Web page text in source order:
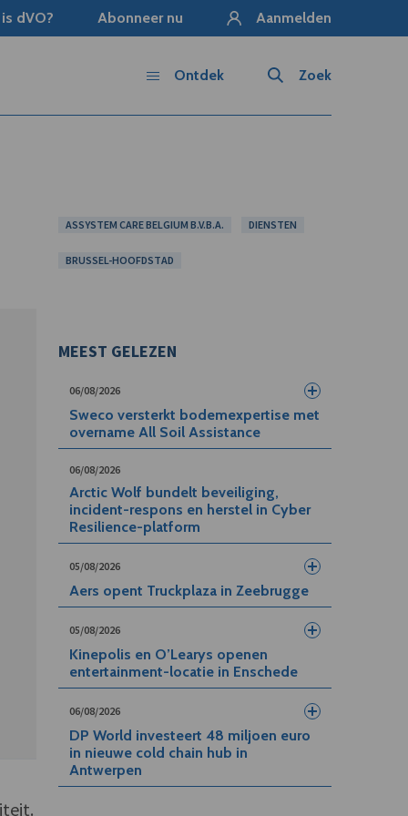
dVO? Abonneer nu Aanmelden
Zoek
Ontdek
ASSYSTEM CARE BELGIUM B.V.B.A. DIENSTEN
BRUSSEL-HOOFDSTAD
MEEST GELEZEN
06/08/2026
Sweco versterkt bodemexpertise met
overname All Soil Assistance
06/08/2026
Arctic Wolf bundelt beveiliging,
incident-respons en herstel in Cyber
Resilience-platform
05/08/2026
Aers opent Truckplaza in Zeebrugge
05/08/2026
Kinepolis en O’Learys openen
entertainment-locatie in Enschede
06/08/2026
DP World investeert 48 miljoen euro
in nieuwe cold chain hub in
Antwerpen